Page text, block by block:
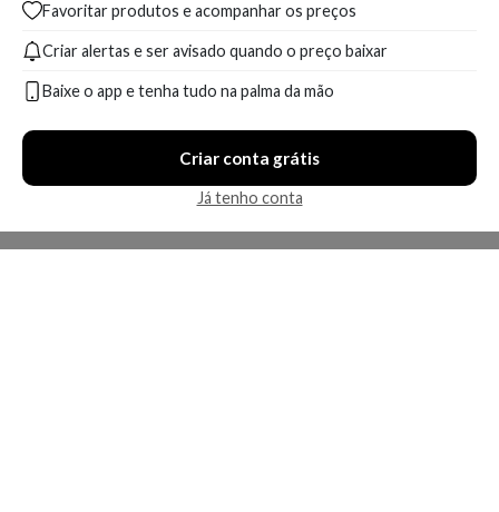
Favoritar produtos e acompanhar os preços
Criar alertas e ser avisado quando o preço baixar
Baixe o app e tenha tudo na palma da mão
Criar conta grátis
Já tenho conta